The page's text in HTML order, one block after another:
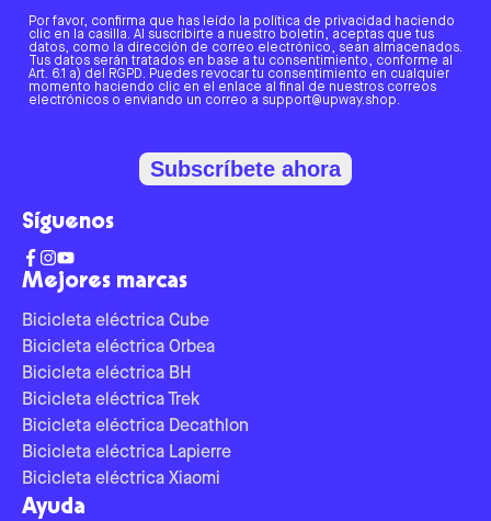
Mejores marcas
Bicicleta eléctrica Cube
Bicicleta eléctrica Orbea
Bicicleta eléctrica BH
Bicicleta eléctrica Trek
Bicicleta eléctrica Decathlon
Bicicleta eléctrica Lapierre
Bicicleta eléctrica Xiaomi
Ayuda
Por favor, confirma que has leído la política de privacidad haciendo
clic en la casilla. Al suscribirte a nuestro boletín, aceptas que tus
datos, como la dirección de correo electrónico, sean almacenados.
Tus datos serán tratados en base a tu consentimiento, conforme al
Art. 6.1 a) del RGPD. Puedes revocar tu consentimiento en cualquier
momento haciendo clic en el enlace al final de nuestros correos
electrónicos o enviando un correo a support@upway.shop.
Subscríbete ahora
Síguenos